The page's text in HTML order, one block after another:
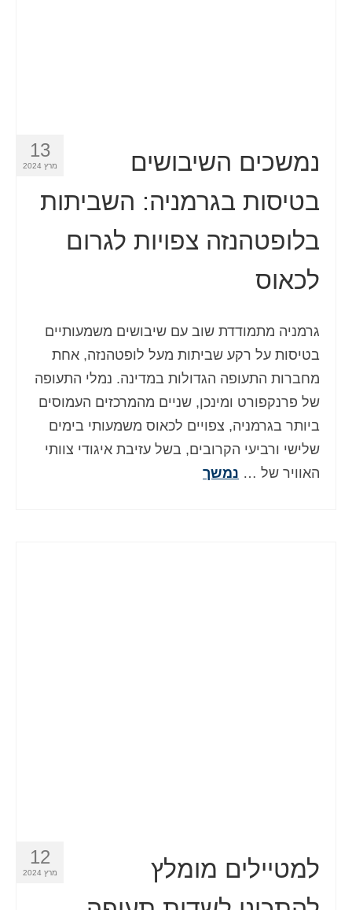
13
מרץ 2024
נמשכים השיבושים
בטיסות בגרמניה: השביתות
בלופטהנזה צפויות לגרום
לכאוס
גרמניה מתמודדת שוב עם שיבושים משמעותיים
בטיסות על רקע שביתות מעל לופטהנזה, אחת
מחברות התעופה הגדולות במדינה. נמלי התעופה
של פרנקפורט ומינכן, שניים מהמרכזים העמוסים
ביותר בגרמניה, צפויים לכאוס משמעותי בימים
שלישי ורביעי הקרובים, בשל עזיבת איגודי צוותי
האוויר של … נמשך
12
מרץ 2024
למטיילים מומלץ